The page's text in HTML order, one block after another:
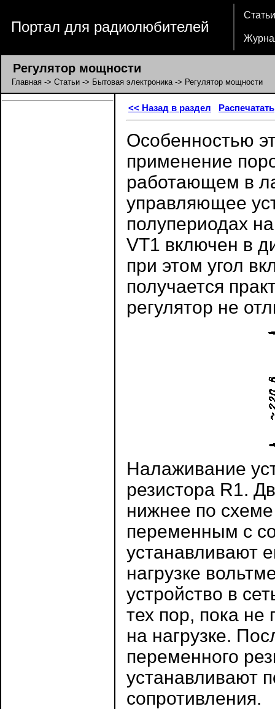
Портал для радиолюбителей
Статьи
Регулятор мощности
Главная -> Статьи -> Бытовая электроника-> Регулятор мощности
<< Назад в раздел Распечатать
Особенностью
применение
работающем в
управляющее
полупериодах
VT1 включен в
при этом угол
получается
регулятор не
Налаживание
резистора R1.
нижнее по
переменным с
устанавливают
нагрузке
устройство в
тех пор, пока не
на нагрузке.
переменного
устанавливают
сопротивления.